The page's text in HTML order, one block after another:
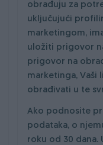
obrađuju za
uključujući
marketingom,
uložiti prigovor
prigovor na
marketinga, Vaši
obrađivati u te
Ako podnosite
podataka, o
roku od 30 dana.